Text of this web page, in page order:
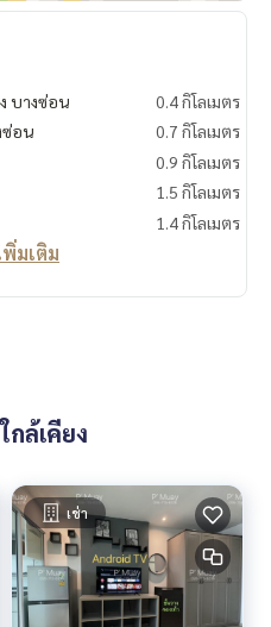
‼️ใต้ตึกมี 7/11 ร้านค้า ร้านอา
ฟ ฯลฯ
วยระบบ Key Card
ชั่วโมง
ทางด่วน ศรีรัช-วงแหวนรอบนอ
จ้นท์โฮมบางซ่อนเฟส28 #รีเจ้นท์
#regenthome
ไฟฟ้า #คอนโดใกล้รถไฟฟ้า #
นสุนันทา #พระจอมเกล้า #วงศ์
บางซ่อน
0.4 กิโลเมตร
ซ่อน
0.7 กิโลเมตร
0.9 กิโลเมตร
1.5 กิโลเมตร
1.4 กิโลเมตร
มเติม
กล้เคียง
เช่า